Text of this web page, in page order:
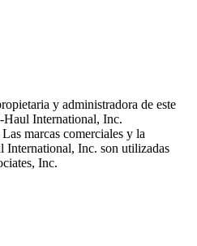
y administradora de este
Haul International, Inc.
Las marcas comerciales y la
International, Inc. son utilizadas
Inc.